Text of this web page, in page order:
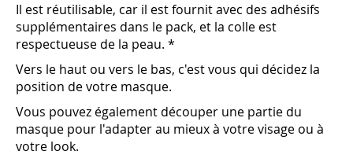
Il est réutilisable, car il est fournit avec des adhésifs
supplémentaires dans le pack, et la colle est
respectueuse de la peau. *
Vers le haut ou vers le bas, c'est vous qui décidez la
position de votre masque.
Vous pouvez également découper une partie du
masque pour l'adapter au mieux à votre visage ou à
votre look.